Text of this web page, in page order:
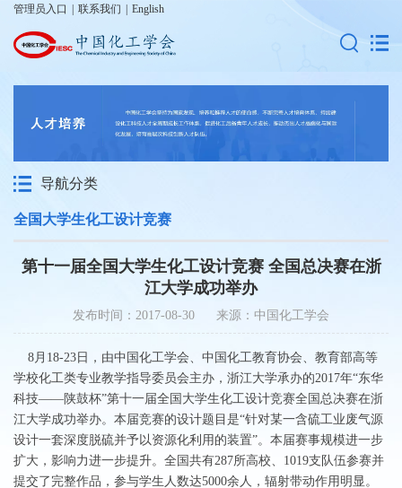
管理员入口 联系我们 English
导航分类
全国大学生化工设计竞赛
第十一届全国大学生化工设计竞赛 全国总决赛在浙
江大学成功举办
发布时间：2017-08-30 来源：中国化工学会
8月18-23日，由中国化工学会、中国化工教育协会、教育部高等
学校化工类专业教学指导委员会主办，浙江大学承办的2017年“东华
科技——陕鼓杯”第十一届全国大学生化工设计竞赛全国总决赛在浙
江大学成功举办。本届竞赛的设计题目是“针对某一含硫工业废气源
设计一套深度脱硫并予以资源化利用的装置”。本届赛事规模进一步
扩大，影响力进一步提升。全国共有287所高校、1019支队伍参赛并
提交了完整作品，参与学生人数达5000余人，辐射带动作用明显。